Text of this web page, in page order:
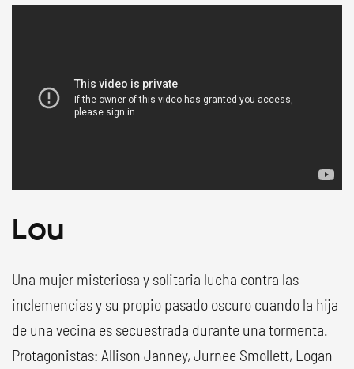
Lou
Una mujer misteriosa y solitaria lucha contra las
inclemencias y su propio pasado oscuro cuando la hija
de una vecina es secuestrada durante una tormenta.
Protagonistas: Allison Janney, Jurnee Smollett, Logan